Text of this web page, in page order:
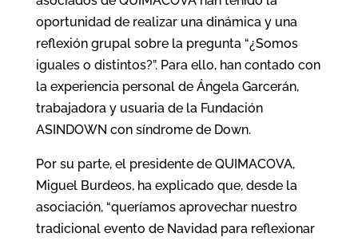
oportunidad de realizar una dinámica y una
reflexión grupal sobre la pregunta “¿Somos
iguales o distintos?”. Para ello, han contado con
la experiencia personal de Ángela Garcerán,
trabajadora y usuaria de la Fundación
ASINDOWN con síndrome de Down.
Por su parte, el presidente de QUIMACOVA,
Miguel Burdeos, ha explicado que, desde la
asociación, “queríamos aprovechar nuestro
tradicional evento de Navidad para reflexionar